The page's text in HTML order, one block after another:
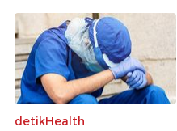
detikHealth